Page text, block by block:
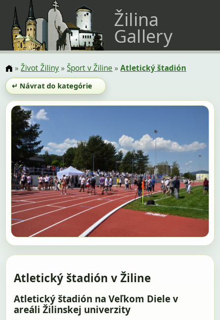
Žilina
Gallery
»Život Žiliny»Šport v Žiline »Atletický štadión
↵ Návrat do kategórie
Atletický štadión v Žiline
Atletický štadión na Veľkom Diele v
areáli Žilinskej univerzity